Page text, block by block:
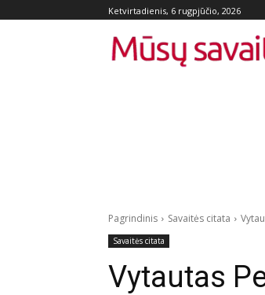
Ketvirtadienis, 6 rugpjūčio, 2026
Pagrindinis Savaitės citata
Savaitės citata
Vytautas